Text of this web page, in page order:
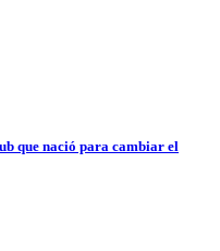
que nació para cambiar el